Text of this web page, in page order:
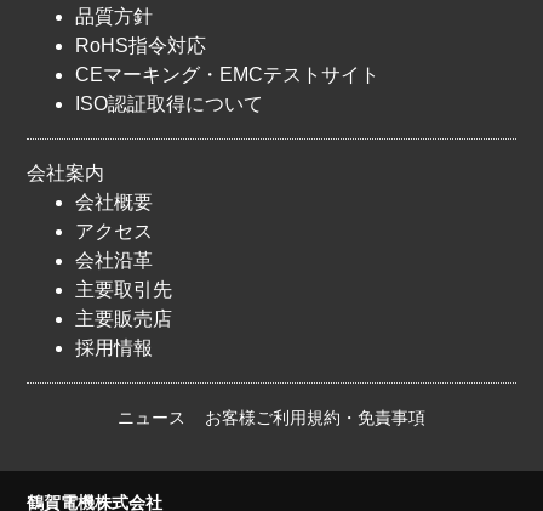
品質方針
RoHS指令対応
CEマーキング・EMCテストサイト
ISO認証取得について
会社案内
会社概要
アクセス
会社沿革
主要取引先
主要販売店
採用情報
ニュース お客様ご利用規約・免責事項
鶴賀電機株式会社